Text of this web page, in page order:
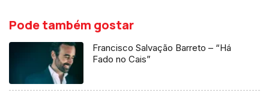
Pode também gostar
Francisco Salvação Barreto – “Há
Fado no Cais”